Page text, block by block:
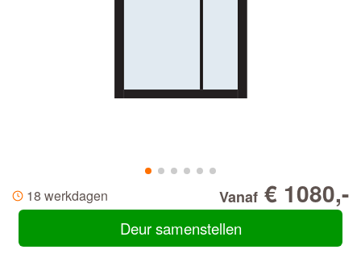
18 werkdagen Vanaf € 1080,-
Deur samenstellen